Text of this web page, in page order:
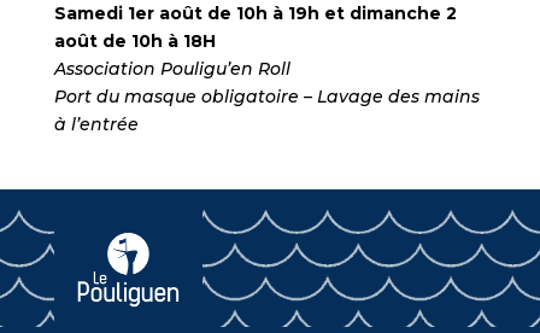
Samedi 1er août de 10h à 19h et dimanche 2
août de 10h à 18H
Association Pouligu’en Roll
Port du masque obligatoire – Lavage des mains
à l’entrée